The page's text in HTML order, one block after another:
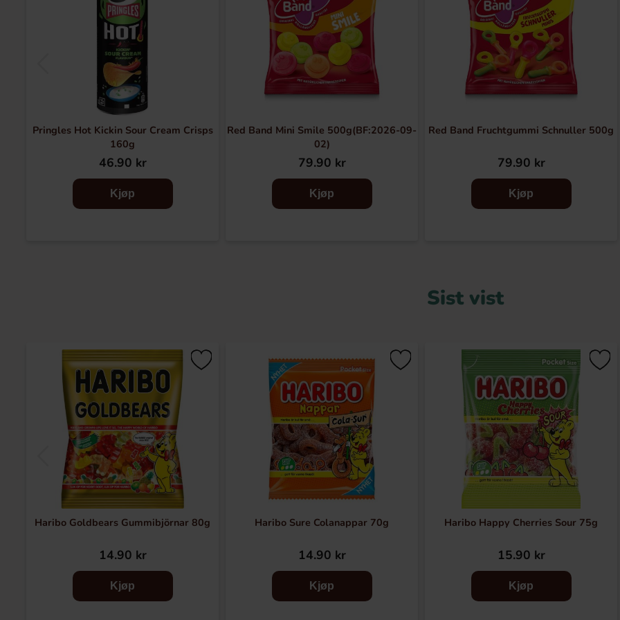
Pringles Hot Kickin Sour Cream Crisps
160g
46.90 kr
Kjøp
Red Band Mini Smile 500g(BF:2026-09-
02)
79.90 kr
Kjøp
Red Band Fruchtgummi Schnuller 500g
79.90 kr
Kjøp
Sist vist
Haribo Goldbears Gummibjörnar 80g
14.90 kr
Kjøp
Haribo Sure Colanappar 70g
14.90 kr
Kjøp
Haribo Happy Cherries Sour 75g
15.90 kr
Kjøp